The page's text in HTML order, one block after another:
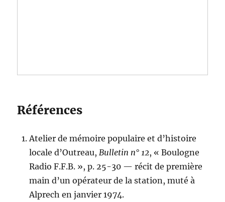
Références
Atelier de mémoire populaire et d’histoire
locale d’Outreau,Bulletin n° 12, « Boulogne
Radio F.F.B. », p. 25-30 — récit de première
main d’un opérateur de la station, muté à
Alprech en janvier 1974.